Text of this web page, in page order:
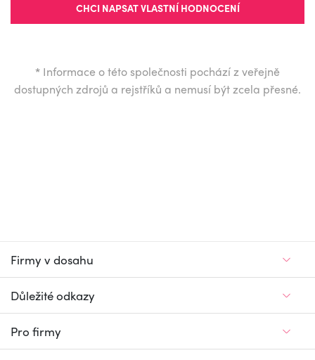
CHCI NAPSAT VLASTNÍ HODNOCENÍ
* Informace o této společnosti pochází z veřejně
dostupných zdrojů a rejstříků a nemusí být zcela přesné.
Firmy v dosahu
Důležité odkazy
Pro firmy